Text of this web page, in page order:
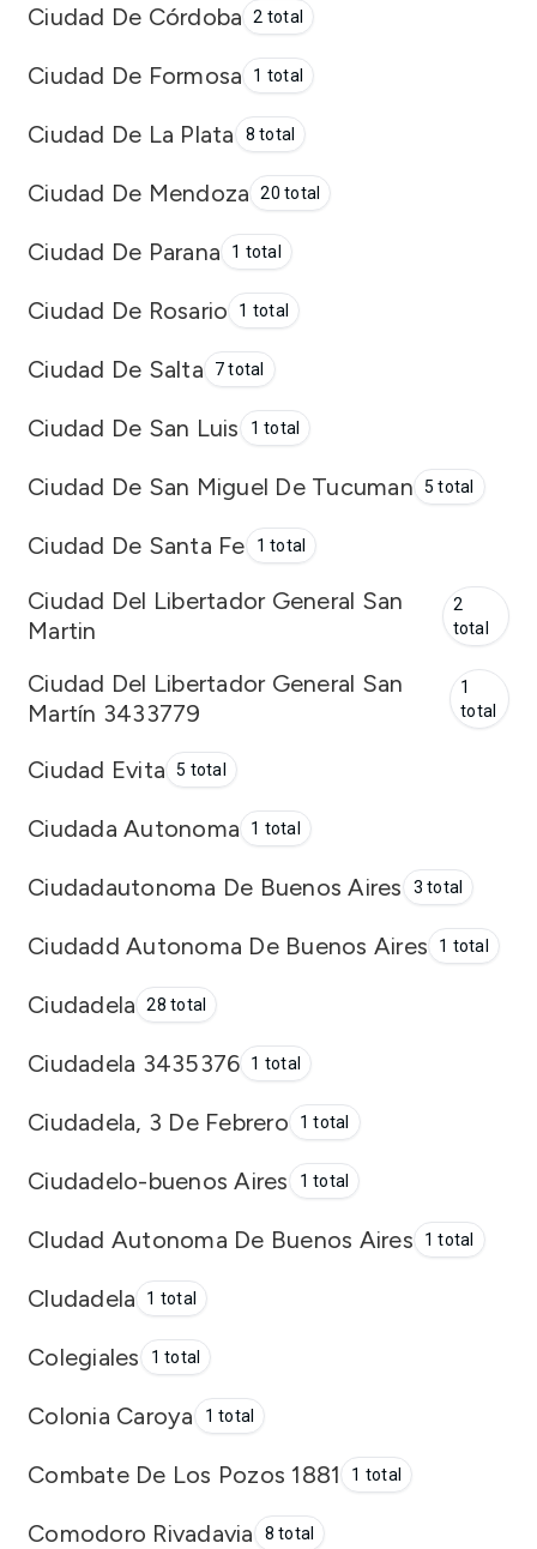
Ciudad De Córdoba 2 total
Ciudad De Formosa 1 total
Ciudad De La Plata 8 total
Ciudad De Mendoza 20 total
Ciudad De Parana 1 total
Ciudad De Rosario 1 total
Ciudad De Salta 7 total
Ciudad De San Luis 1 total
Ciudad De San Miguel De Tucuman 5 total
Ciudad De Santa Fe 1 total
Ciudad Del Libertador General San
Martin
2
total
Ciudad Del Libertador General San
Martín 3433779
1
total
Ciudad Evita 5 total
Ciudada Autonoma 1 total
Ciudadautonoma De Buenos Aires 3 total
Ciudadd Autonoma De Buenos Aires 1 total
Ciudadela 28 total
Ciudadela 3435376 1 total
Ciudadela, 3 De Febrero 1 total
Ciudadelo-buenos Aires 1 total
Cludad Autonoma De Buenos Aires 1 total
Cludadela 1 total
Colegiales 1 total
Colonia Caroya 1 total
Combate De Los Pozos 1881 1 total
Comodoro Rivadavia 8 total